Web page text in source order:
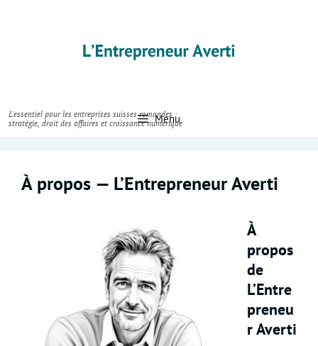
Menu
À propos — L’Entrepreneur Averti
À
propos
de
L’Entre
preneu
r Averti